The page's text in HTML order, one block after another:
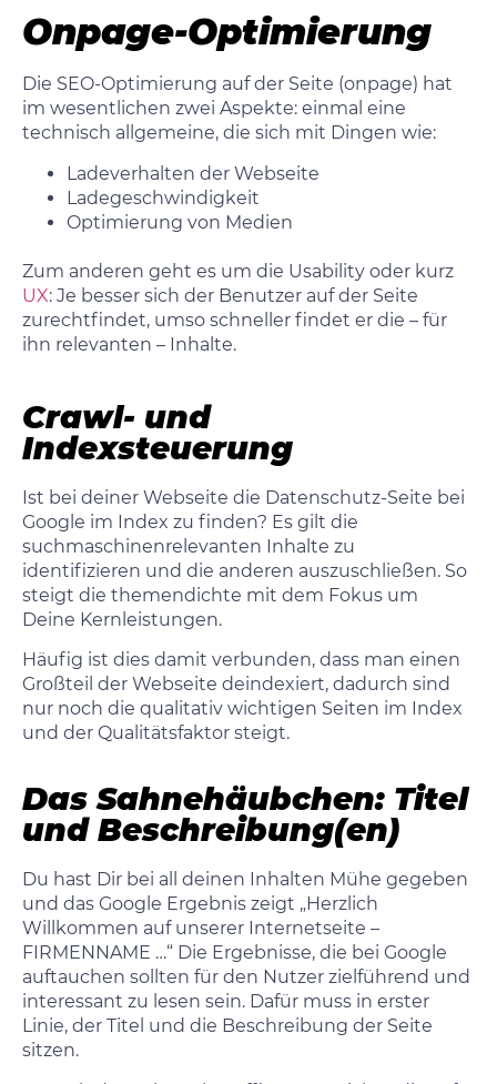
Onpage-Optimierung
Die SEO-Optimierung auf der Seite (onpage) hat
im wesentlichen zwei Aspekte: einmal eine
technisch allgemeine, die sich mit Dingen wie:
Ladeverhalten der Webseite
Ladegeschwindigkeit
Optimierung von Medien
Zum anderen geht es um die Usability oder kurz
UX: Je besser sich der Benutzer auf der Seite
zurechtfindet, umso schneller findet er die – für
ihn relevanten – Inhalte.
Crawl- und
Indexsteuerung
Ist bei deiner Webseite die Datenschutz-Seite bei
Google im Index zu finden? Es gilt die
suchmaschinenrelevanten Inhalte zu
identifizieren und die anderen auszuschließen. So
steigt die themendichte mit dem Fokus um
Deine Kernleistungen.
Häufig ist dies damit verbunden, dass man einen
Großteil der Webseite deindexiert, dadurch sind
nur noch die qualitativ wichtigen Seiten im Index
und der Qualitätsfaktor steigt.
Das Sahnehäubchen: Titel
und Beschreibung(en)
Du hast Dir bei all deinen Inhalten Mühe gegeben
und das Google Ergebnis zeigt „Herzlich
Willkommen auf unserer Internetseite –
FIRMENNAME …“ Die Ergebnisse, die bei Google
auftauchen sollten für den Nutzer zielführend und
interessant zu lesen sein. Dafür muss in erster
Linie, der Titel und die Beschreibung der Seite
sitzen.